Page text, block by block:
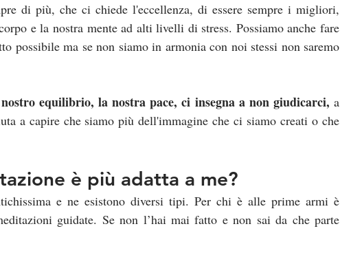
di più, che ci chiede l'eccellenza, di essere sempre i migliori,
e la nostra mente ad alti livelli di stress. Possiamo anche fare
possibile ma se non siamo in armonia con noi stessi non saremo
equilibrio, la nostra pace, ci insegna a non giudicarci, a
a capire che siamo più dell'immagine che ci siamo creati o che
è più adatta a me?
e ne esistono diversi tipi. Per chi è alle prime armi è
guidate. Se non l’hai mai fatto e non sai da che parte